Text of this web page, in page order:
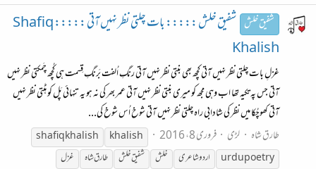
شفیق خلش
شفیق خلش ::::: بات چلتی نظر نہیں آتی ::::: Shafiq
Khalish
غزلِ بات چلتی نظر نہیں آتی کچھ بھی بنتی نظر نہیں آتی رنگِ اُلفت بَرنگِ قِسمت ہی کُچھ چَمکتی نظر نہیں
آتی جس پہ تکیہ تھا اب وہی مجھ کو میری بنتی نظر نہیں آتی عمر بھر کی نہ ہو یہ تنہائی پَل کو ہٹتی نظر نہیں
آتی کھوچُکا میں نظر کی شادابی راہ چلتی نظر نہیں آتی شوخ اُس شوخ کی...
طارق شاہ
لڑی فروری 8، 2016 khalish
shafiq khalish
urdupoetry
اردو شاعری خلش شفیق خلش طارق شاہ
غزل